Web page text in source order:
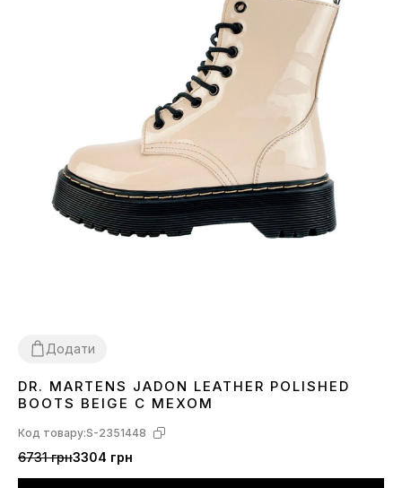
Додати
36 373839
DR. MARTENS JADON LEATHER POLISHED
BOOTS BEIGE С МЕХОМ
Код товару:S-2351448
6731 грн3304 грн